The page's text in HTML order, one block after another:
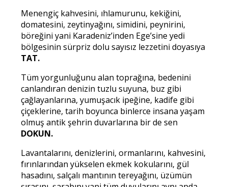
Menengiç kahvesini, ıhlamurunu, kekiğini,
domatesini, zeytinyağını, simidini, peynirini,
böreğini yani Karadeniz’inden Ege’sine yedi
bölgesinin sürpriz dolu sayısız lezzetini doyasıya
TAT.
Tüm yorgunluğunu alan toprağına, bedenini
canlandıran denizin tuzlu suyuna, buz gibi
çağlayanlarına, yumuşacık ipeğine, kadife gibi
çiçeklerine, tarih boyunca binlerce insana yaşam
olmuş antik şehrin duvarlarına bir de sen
DOKUN.
Lavantalarını, denizlerini, ormanlarını, kahvesini,
fırınlarından yükselen ekmek kokularını, gül
hasadını, salçalı mantının tereyağını, üzümün